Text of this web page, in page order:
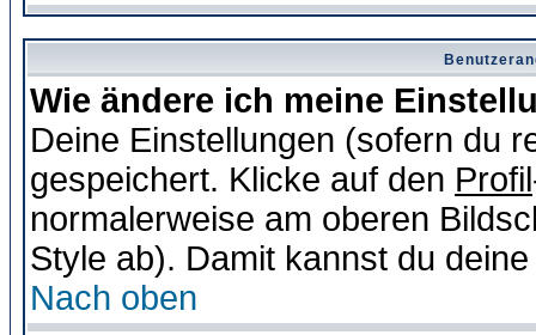
Wie ändere ich meine
Deine Einstellungen (sofern du
gespeichert. Klicke auf den Profil
normalerweise am oberen
Style ab). Damit kannst du
Nach oben